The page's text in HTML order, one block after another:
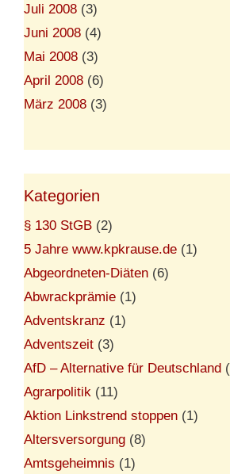
Juli 2008 (3)
Juni 2008 (4)
Mai 2008 (3)
April 2008 (6)
März 2008 (3)
Kategorien
§ 130 StGB (2)
5 Jahre www.kpkrause.de (1)
Abgeordneten-Diäten (6)
Abwrackprämie (1)
Adventskranz (1)
Adventszeit (3)
AfD – Alternative für Deutschland
Agrarpolitik (11)
Aktion Linkstrend stoppen (1)
Altersversorgung (8)
Amtsgeheimnis (1)